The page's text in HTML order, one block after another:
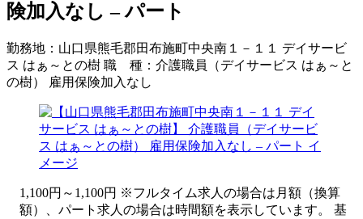
険加入なし – パート
勤務地： 山口県熊毛郡田布施町中央南１－１１ デイサービ
ス はぁ～との樹 職 種： 介護職員（デイサービス はぁ～と
の樹） 雇用保険加入なし
1,100円～1,100円 ※フルタイム求人の場合は月額（換算
額）、パート求人の場合は時間額を表示しています。 基